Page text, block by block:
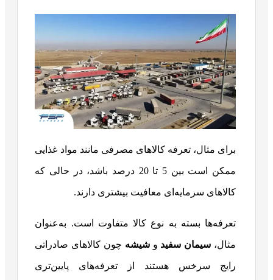
برای مثال، تعرفه کالاهای مصرفی مانند مواد غذایی
ممکن است بین 5 تا 20 درصد باشد، در حالی که
کالاهای سرمایه‌ای معافیت بیشتری دارند.
تعرفه‌ها بسته به نوع کالا متفاوت است. به‌عنوان
مثال، سیمان سفید وشیشه چون کالاهای صادراتی
رایج سرخس هستند از تعرفه‌های پایین‌تری